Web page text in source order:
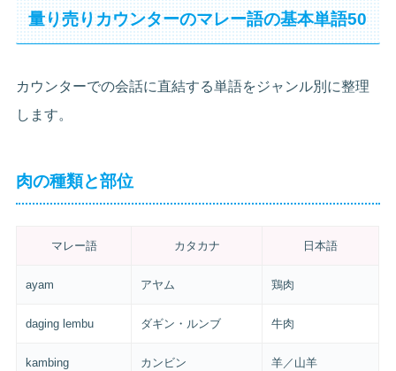
量り売りカウンターのマレー語の基本単語50
カウンターでの会話に直結する単語をジャンル別に整理
します。
肉の種類と部位
マレー語 カタカナ 日本語
ayam アヤム 鶏肉
daging lembu ダギン・ルンブ 牛肉
kambing カンビン 羊／山羊